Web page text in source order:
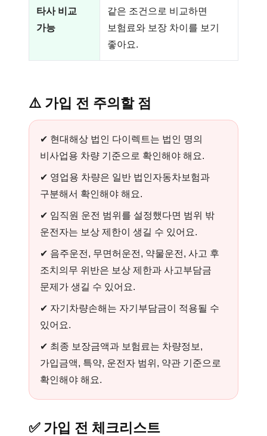
타사 비교
가능
같은 조건으로 비교하면
보험료와 보장 차이를 보기
좋아요.
⚠️ 가입 전 주의할 점
✔ 현대해상 법인 다이렉트는 법인 명의
비사업용 차량 기준으로 확인해야 해요.
✔ 영업용 차량은 일반 법인자동차보험과
구분해서 확인해야 해요.
✔ 임직원 운전 범위를 설정했다면 범위 밖
운전자는 보상 제한이 생길 수 있어요.
✔ 음주운전, 무면허운전, 약물운전, 사고 후
조치의무 위반은 보상 제한과 사고부담금
문제가 생길 수 있어요.
✔ 자기차량손해는 자기부담금이 적용될 수
있어요.
✔ 최종 보장금액과 보험료는 차량정보,
가입금액, 특약, 운전자 범위, 약관 기준으로
확인해야 해요.
✅ 가입 전 체크리스트